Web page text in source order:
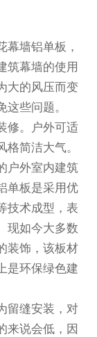
墙铝单板，
筑幕墙的使用
大的风压而变
些问题。
。户外可适
简洁大气。
户外室内建筑
单板是采用优
技术成型，表
现如今大多数
装饰，该板材
是环保绿色建
缝安装，对
来说会低，因